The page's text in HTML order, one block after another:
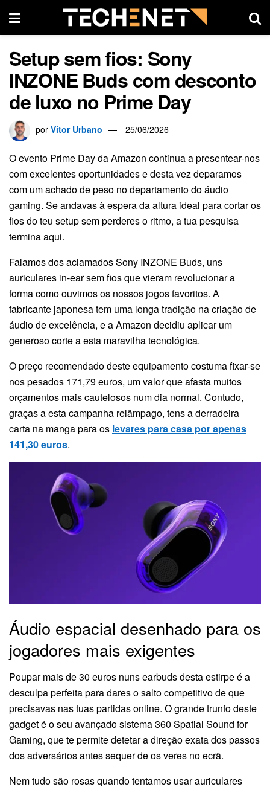
Setup sem fios: Sony
INZONE Buds com desconto
de luxo no Prime Day
por Vitor Urbano 25/06/2026
O evento Prime Day da Amazon continua a presentear-nos
com excelentes oportunidades e desta vez deparamos
com um achado de peso no departamento do áudio
gaming. Se andavas à espera da altura ideal para cortar os
fios do teu setup sem perderes o ritmo, a tua pesquisa
termina aqui.
Falamos dos aclamados Sony INZONE Buds, uns
auriculares in-ear sem fios que vieram revolucionar a
forma como ouvimos os nossos jogos favoritos. A
fabricante japonesa tem uma longa tradição na criação de
áudio de excelência, e a Amazon decidiu aplicar um
generoso corte a esta maravilha tecnológica.
O preço recomendado deste equipamento costuma fixar-se
nos pesados 171,79 euros, um valor que afasta muitos
orçamentos mais cautelosos num dia normal. Contudo,
graças a esta campanha relâmpago, tens a derradeira
carta na manga para os levares para casa por apenas
141,30 euros.
Áudio espacial desenhado para os
jogadores mais exigentes
Poupar mais de 30 euros nuns earbuds desta estirpe é a
desculpa perfeita para dares o salto competitivo de que
precisavas nas tuas partidas online. O grande trunfo deste
gadget é o seu avançado sistema 360 Spatial Sound for
Gaming, que te permite detetar a direção exata dos passos
dos adversários antes sequer de os veres no ecrã.
Nem tudo são rosas quando tentamos usar auriculares